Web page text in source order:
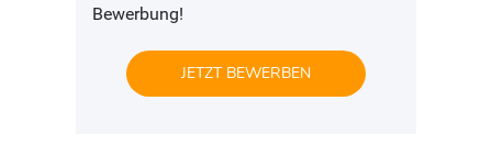
Bewerbung!
JETZT BEWERBEN